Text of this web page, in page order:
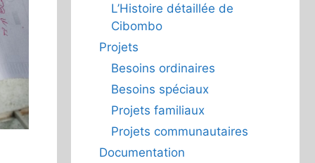
L’Histoire détaillée de
Cibombo
Projets
Besoins ordinaires
Besoins spéciaux
Projets familiaux
Projets communautaires
Documentation